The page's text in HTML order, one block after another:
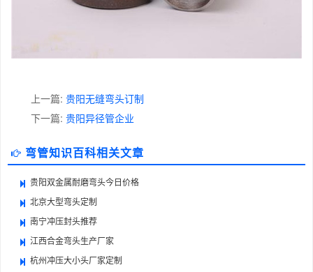
上一篇: 贵阳无缝弯头订制
下一篇: 贵阳异径管企业
弯管知识百科相关文章
贵阳双金属耐磨弯头今日价格
北京大型弯头定制
南宁冲压封头推荐
江西合金弯头生产厂家
杭州冲压大小头厂家定制